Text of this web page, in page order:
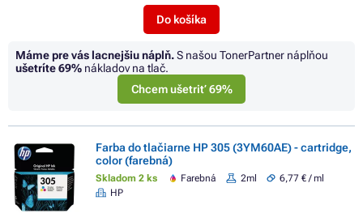
Do košíka
Máme pre vás lacnejšiu náplň.S našou TonerPartner náplňou
ušetríte69% nákladov na tlač.
Chcem ušetriť 69%
Farba do tlačiarne HP 305 (3YM60AE) - cartridge,
color (farebná)
Skladom 2 ks Farebná 2ml
6,77 € / ml
HP